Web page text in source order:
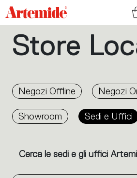
Artemide
home
Store
Negozi Offline
Showroom
Negozi
Sedi e Uffici
Cerca le sedi e gli uffici